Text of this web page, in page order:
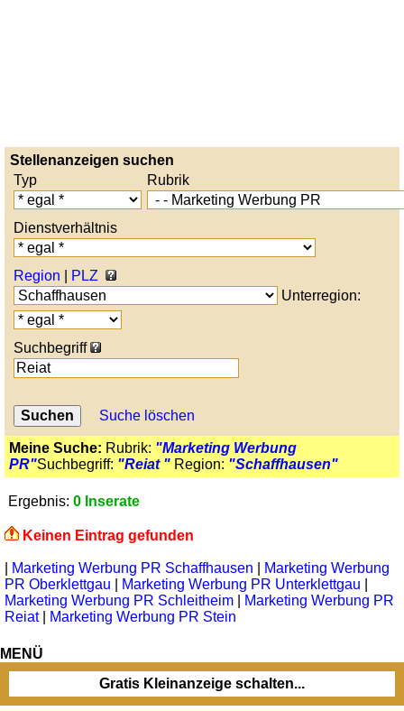
Stellenanzeigen suchen
Typ
Rubrik
Dienstverhältnis
Region
PLZ
Unterregion:
Suchbegriff
Suche löschen
Meine Suche: Rubrik: "Marketing Werbung
PR"Suchbegriff: "Reiat " Region: "Schaffhausen"
Ergebnis: 0 Inserate
Keinen Eintrag gefunden
Marketing Werbung PR Schaffhausen
Marketing Werbung
PR Oberklettgau
Marketing Werbung PR Unterklettgau
Marketing Werbung PR Schleitheim
Marketing Werbung PR
Reiat| Marketing Werbung PR Stein
MENÜ
Gratis Kleinanzeige schalten...